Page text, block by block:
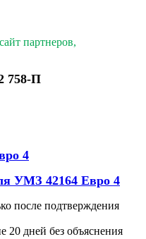
партнеров,
758-П
4
УМЗ 42164 Евро 4
после подтверждения
20 дней без объяснения